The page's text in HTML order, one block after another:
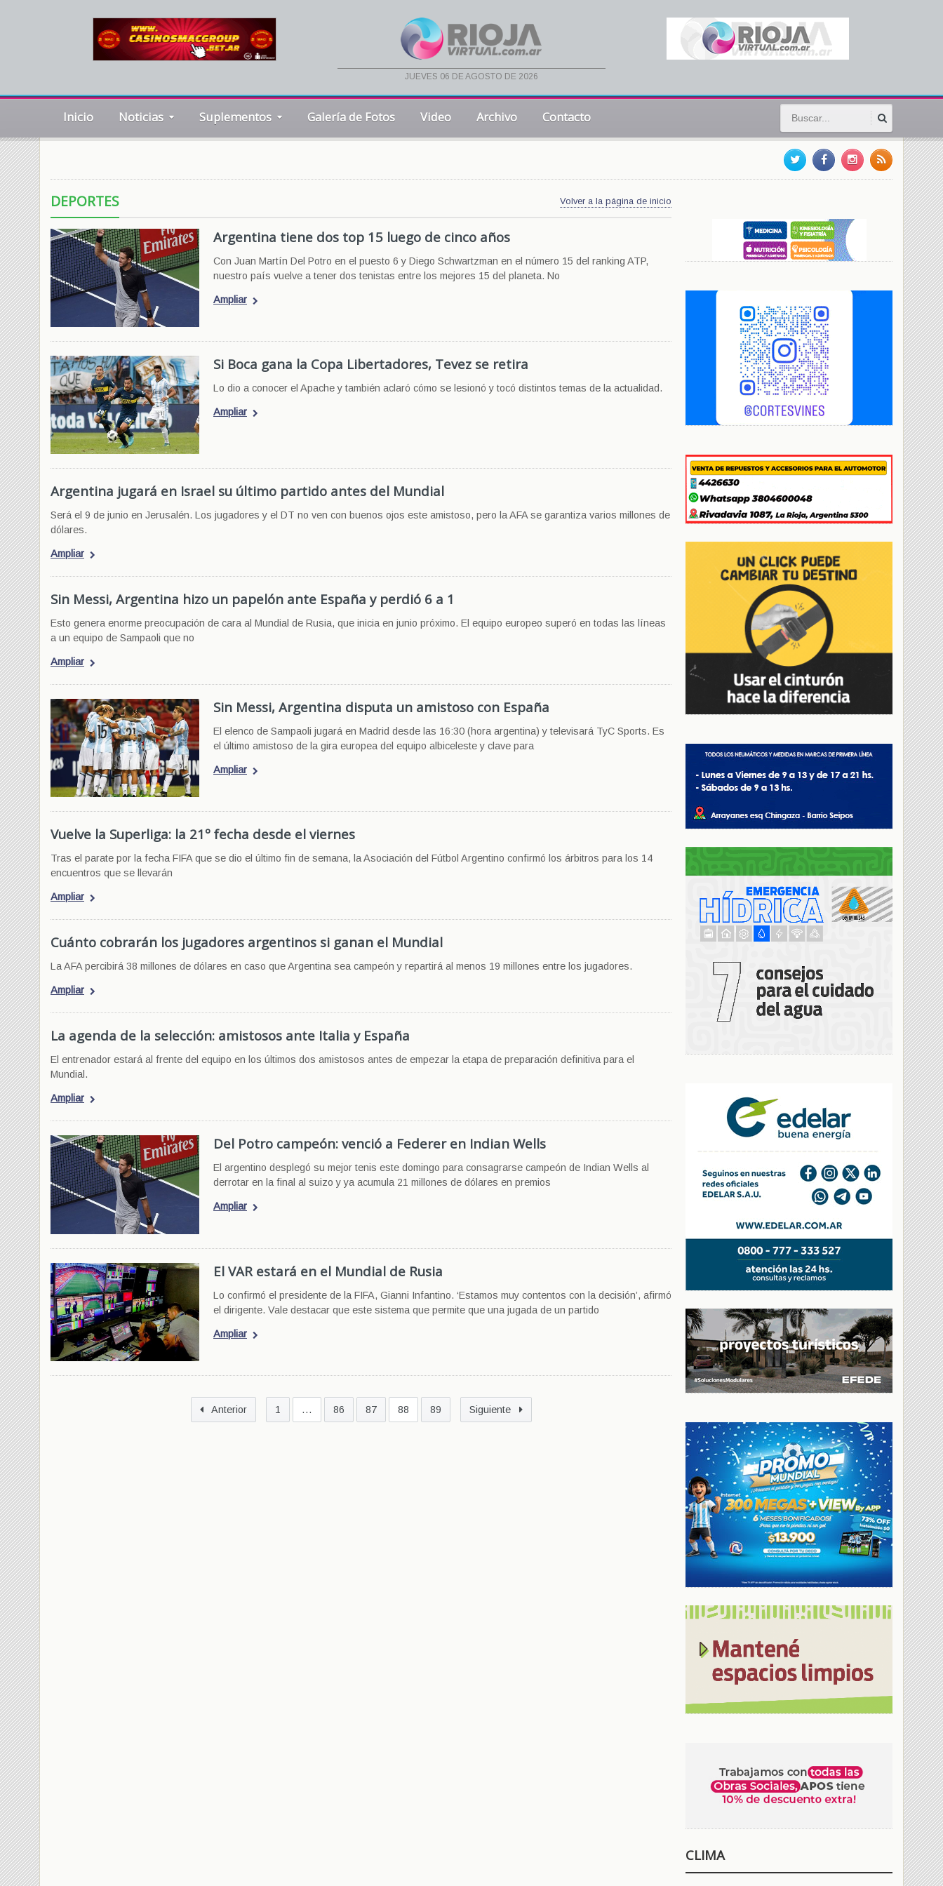
jueves 06 de agosto de 2026
Inicio Noticias Suplementos Galería de Fotos Video Archivo Contacto
Volver a la página de inicio
DEPORTES
Argentina tiene dos top 15 luego de cinco años
Con Juan Martín Del Potro en el puesto 6 y Diego Schwartzman en el número 15 del ranking ATP,
nuestro país vuelve a tener dos tenistas entre los mejores 15 del planeta. No
Ampliar
Si Boca gana la Copa Libertadores, Tevez se retira
Lo dio a conocer el Apache y también aclaró cómo se lesionó y tocó distintos temas de la actualidad.
Ampliar
Argentina jugará en Israel su último partido antes del Mundial
Será el 9 de junio en Jerusalén. Los jugadores y el DT no ven con buenos ojos este amistoso, pero la AFA se garantiza varios millones de
dólares.
Ampliar
Sin Messi, Argentina hizo un papelón ante España y perdió 6 a 1
Esto genera enorme preocupación de cara al Mundial de Rusia, que inicia en junio próximo. El equipo europeo superó en todas las líneas
a un equipo de Sampaoli que no
Ampliar
Sin Messi, Argentina disputa un amistoso con España
El elenco de Sampaoli jugará en Madrid desde las 16:30 (hora argentina) y televisará TyC Sports. Es
el último amistoso de la gira europea del equipo albiceleste y clave para
Ampliar
Vuelve la Superliga: la 21º fecha desde el viernes
Tras el parate por la fecha FIFA que se dio el último fin de semana, la Asociación del Fútbol Argentino confirmó los árbitros para los 14
encuentros que se llevarán
Ampliar
Cuánto cobrarán los jugadores argentinos si ganan el Mundial
La AFA percibirá 38 millones de dólares en caso que Argentina sea campeón y repartirá al menos 19 millones entre los jugadores.
Ampliar
La agenda de la selección: amistosos ante Italia y España
El entrenador estará al frente del equipo en los últimos dos amistosos antes de empezar la etapa de preparación definitiva para el
Mundial.
Ampliar
Del Potro campeón: venció a Federer en Indian Wells
El argentino desplegó su mejor tenis este domingo para consagrarse campeón de Indian Wells al
derrotar en la final al suizo y ya acumula 21 millones de dólares en premios
Ampliar
El VAR estará en el Mundial de Rusia
Lo confirmó el presidente de la FIFA, Gianni Infantino. ‘Estamos muy contentos con la decisión’, afirmó
el dirigente. Vale destacar que este sistema que permite que una jugada de un partido
Ampliar
Anterior 1 … 86 87 88 89 Siguiente
CLIMA